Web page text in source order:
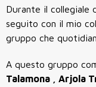
Durante il collegiale
seguito con il mio
gruppo che
A questo gruppo
Talamona , Arjola